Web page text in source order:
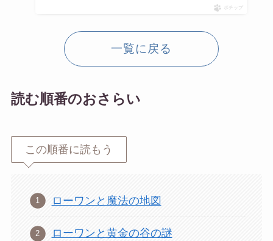
ポチップ
一覧に戻る
読む順番のおさらい
この順番に読もう
ローワンと魔法の地図
ローワンと黄金の谷の謎